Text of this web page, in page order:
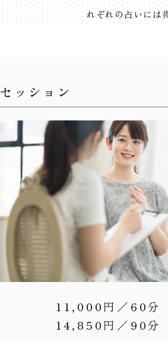
れぞれの占いには
セッション
11,000円／60分
14,850円／90分